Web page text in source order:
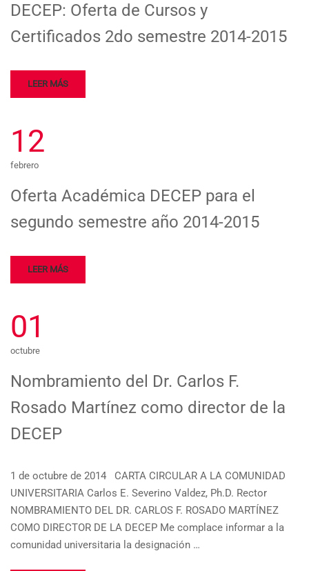
DECEP: Oferta de Cursos y
Certificados 2do semestre 2014-2015
LEER MÁS
12
febrero
Oferta Académica DECEP para el
segundo semestre año 2014-2015
LEER MÁS
01
octubre
Nombramiento del Dr. Carlos F.
Rosado Martínez como director de la
DECEP
1 de octubre de 2014 CARTA CIRCULAR A LA COMUNIDAD
UNIVERSITARIA Carlos E. Severino Valdez, Ph.D. Rector
NOMBRAMIENTO DEL DR. CARLOS F. ROSADO MARTÍNEZ
COMO DIRECTOR DE LA DECEP Me complace informar a la
comunidad universitaria la designación …